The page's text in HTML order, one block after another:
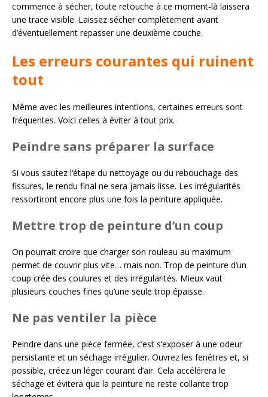
commence à sécher, toute retouche à ce moment-là laissera
une trace visible. Laissez sécher complètement avant
d’éventuellement repasser une deuxième couche.
Les erreurs courantes qui ruinent
tout
Même avec les meilleures intentions, certaines erreurs sont
fréquentes. Voici celles à éviter à tout prix.
Peindre sans préparer la surface
Si vous sautez l’étape du nettoyage ou du rebouchage des
fissures, le rendu final ne sera jamais lisse. Les irrégularités
ressortiront encore plus une fois la peinture appliquée.
Mettre trop de peinture d’un coup
On pourrait croire que charger son rouleau au maximum
permet de couvrir plus vite… mais non. Trop de peinture d’un
coup crée des coulures et des irrégularités. Mieux vaut
plusieurs couches fines qu’une seule trop épaisse.
Ne pas ventiler la pièce
Peindre dans une pièce fermée, c’est s’exposer à une odeur
persistante et un séchage irrégulier. Ouvrez les fenêtres et, si
possible, créez un léger courant d’air. Cela accélérera le
séchage et évitera que la peinture ne reste collante trop